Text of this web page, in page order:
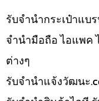
รับจำนำกระเป๋าแบ
จำนำมือถือ ไอแพค
ต่างๆ
รับจํานําแจ้งวัฒนะ